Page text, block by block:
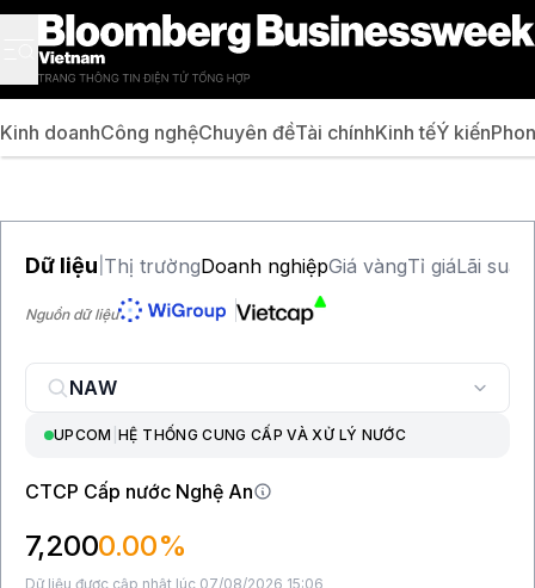
Kinh doanhCông nghệChuyên đềTài chínhKinh tếÝ kiến
Dữ liệu Thị trườngDoanh nghiệpGiá vàngTỉ giáLãi suất
Nguồn dữ liệu
UPCOM |HỆ THỐNG CUNG CẤP VÀ XỬ LÝ NƯỚC
CTCP Cấp nước Nghệ An
7,2000.00%
Dữ liệu được cập nhật lúc 07/08/2026 15:06